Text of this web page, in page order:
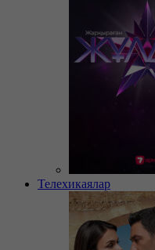
Телехикаялар